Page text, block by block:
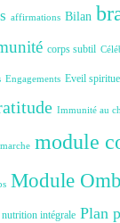
affirmations Bilan
corps subtil
Engagements Eveil
Immunité au
marche module
Module
nutrition intégrale Plan